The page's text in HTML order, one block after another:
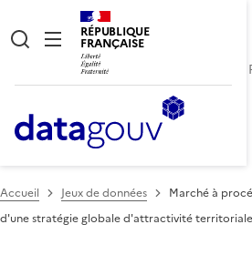
RÉPUBLIQUE
FRANÇAISE
Accueil Jeux de données
Marché à
d'une stratégie globale d'attractivité territoriale